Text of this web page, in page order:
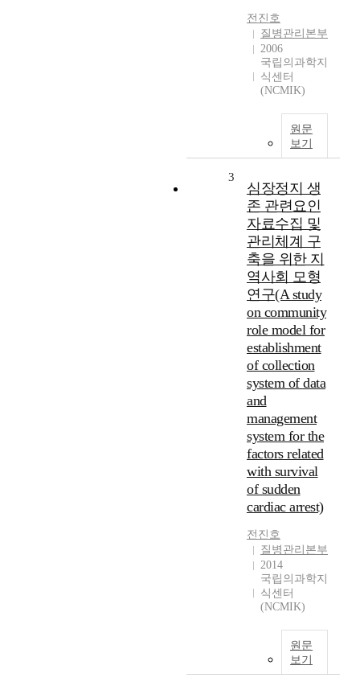
전진호
질병관리본부
2006
국립의과학지
식센터
(NCMIK)
원문
보기
3
심장정지 생
존 관련요인
자료수집 및
관리체계 구
축을 위한 지
역사회 모형
연구(A study
on community
role model for
establishment
of collection
system of data
and
management
system for the
factors related
with survival
of sudden
cardiac arrest)
전진호
질병관리본부
2014
국립의과학지
식센터
(NCMIK)
원문
보기